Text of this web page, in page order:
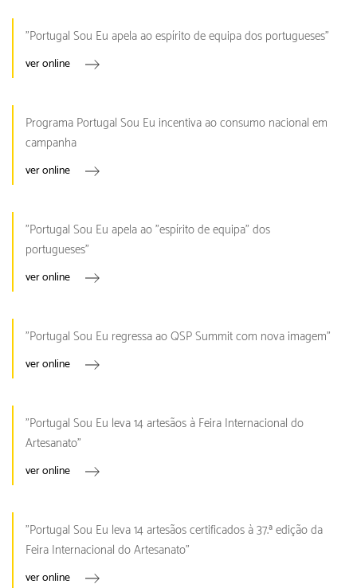
"Portugal Sou Eu apela ao espírito de equipa dos portugueses"
ver online
Programa Portugal Sou Eu incentiva ao consumo nacional em
campanha
ver online
"Portugal Sou Eu apela ao "espírito de equipa" dos
portugueses"
ver online
"Portugal Sou Eu regressa ao QSP Summit com nova imagem"
ver online
"Portugal Sou Eu leva 14 artesãos à Feira Internacional do
Artesanato"
ver online
"Portugal Sou Eu leva 14 artesãos certificados à 37.ª edição da
Feira Internacional do Artesanato"
ver online